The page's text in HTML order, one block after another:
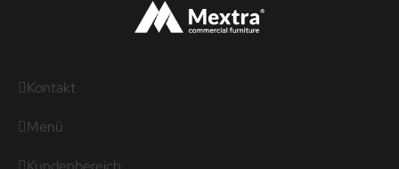
Kontakt
Menü